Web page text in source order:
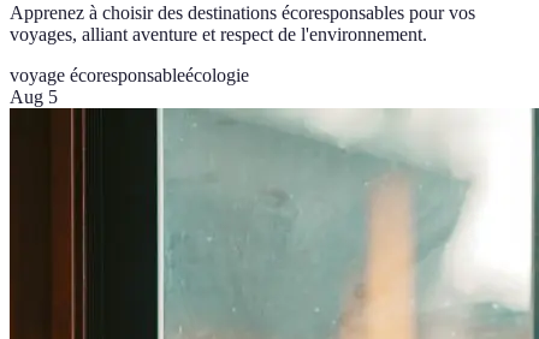
Apprenez à choisir des destinations écoresponsables pour vos
voyages, alliant aventure et respect de l'environnement.
voyage écoresponsableécologie
Aug 5